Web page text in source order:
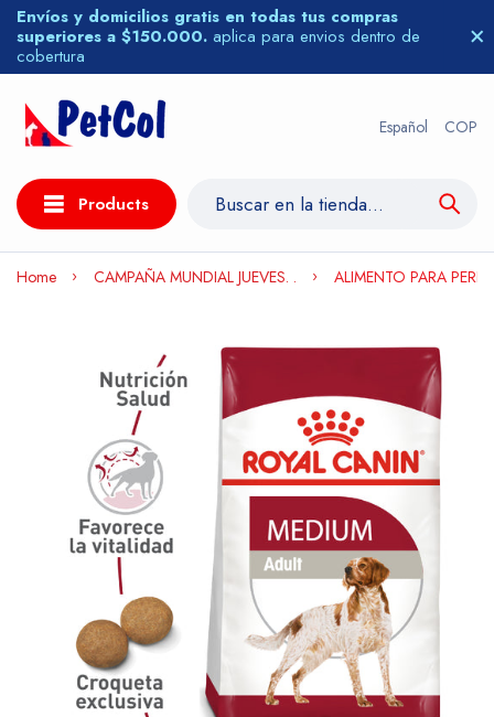
Envíos y domicilios gratis en todas tus compras
superiores a $150.000. aplica para envios dentro de
cobertura
Español COP
Products
Home CAMPAÑA MUNDIAL JUEVES. . ALIMENTO PARA